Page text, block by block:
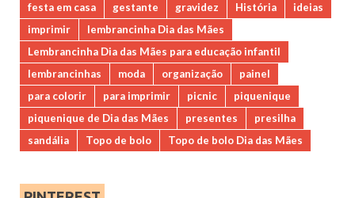
festa em casa
gestante gravidez História
ideias
imprimir
lembrancinha Dia das Mães
Lembrancinha Dia das Mães para educação infantil
lembrancinhas
moda organização
painel
para colorir
para imprimir picnic
piquenique
piquenique de Dia das Mães
presentes
presilha
sandália
Topo de bolo Topo de bolo Dia das Mães